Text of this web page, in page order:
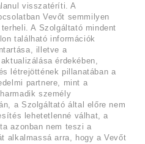
visszatéríti. A
Vevőt semmilyen
A Szolgáltató mindent
található információk
illetve a
érdekében,
létrejöttének pillanatában a
partnere, mint a
személy
a Szolgáltató által előre nem
lehetetlenné válhat, a
azonban nem teszi a
alkalmassá arra, hogy a Vevőt